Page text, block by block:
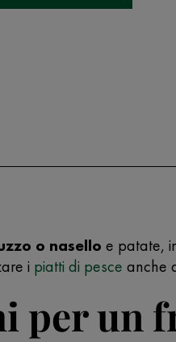
o nasello e patate,
i piatti di pesce anche
per un